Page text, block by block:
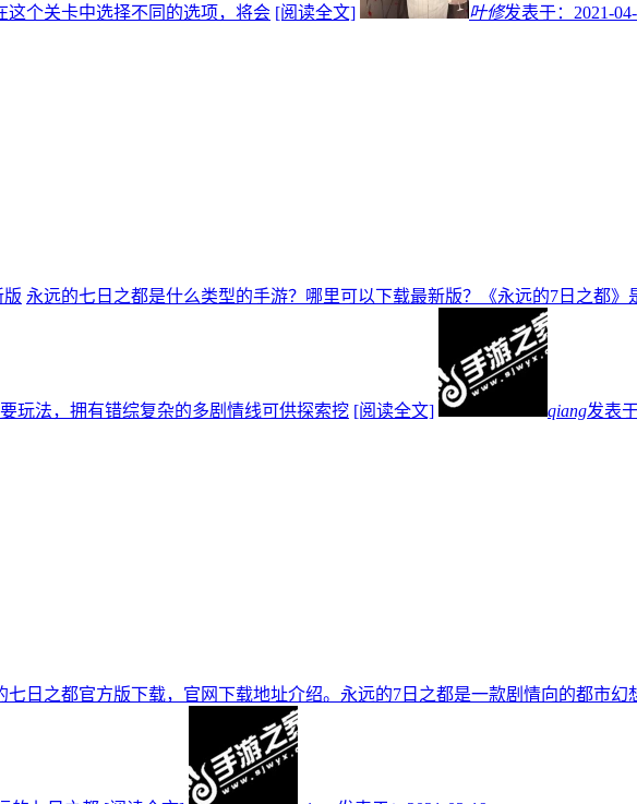
个关卡中选择不同的选项，将会 [阅读全文] 叶修发表于： 2021-
版 永远的七日之都是什么类型的手游？哪里可以下载最新版？《永远的7日之都
玩法，拥有错综复杂的多剧情线可供探索挖 [阅读全文] qiang发表于
七日之都官方版下载，官网下载地址介绍。永远的7日之都是一款剧情向的都市